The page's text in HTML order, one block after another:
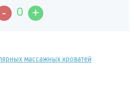
- 0 +
массажных кроватей